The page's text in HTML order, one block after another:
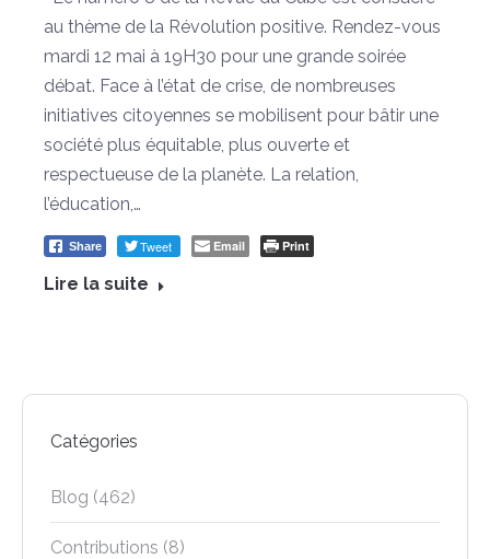
au thème de la Révolution positive. Rendez-vous
mardi 12 mai à 19H30 pour une grande soirée
débat. Face à l’état de crise, de nombreuses
initiatives citoyennes se mobilisent pour bâtir une
société plus équitable, plus ouverte et
respectueuse de la planète. La relation,
l’éducation,…
Share Tweet Email Print
Lire la suite
Catégories
Blog (462)
Contributions (8)